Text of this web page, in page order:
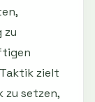
zu
zielt
zu setzen,